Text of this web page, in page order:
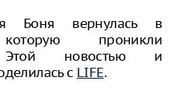
Боня вернулась в
проникли
Этой новостью и
с LIFE.